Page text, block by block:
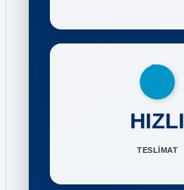
HIZLI
TESLİMAT